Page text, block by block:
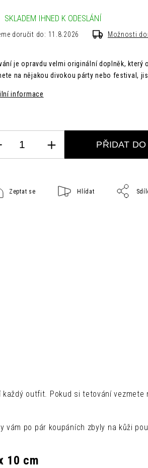
je opravdu velmi originální doplněk,
na nějakou divokou párty nebo festival,
informace
SKLADEM IHNED K ODESLÁNÍ
doručit do: 11.8.2026 Možnosti
PŘIDAT
Zeptat se Hlídat
outfit. Pokud si tetování vezmete
vám po pár koupáních zbyly na kůži
10 cm